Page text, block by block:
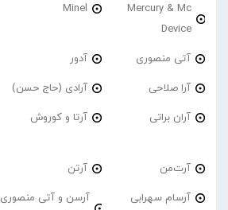
Mercury & Mc
Device
Minel
آتی منصوری آدور
آرا صلاحی آرادی (حاج حسن)
آران براتی آرتا و کوروش
آرت‌من آرتن
آرسام سهرابی
آرسن و آتی منصوری